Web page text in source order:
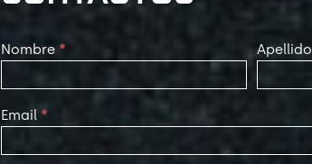
Contact
Us
Nombre * Apellido
Email *